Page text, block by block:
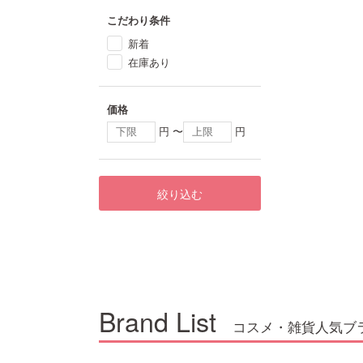
こだわり条件
新着
在庫あり
価格
円 〜 円
絞り込む
Brand List コスメ・雑貨人気ブ